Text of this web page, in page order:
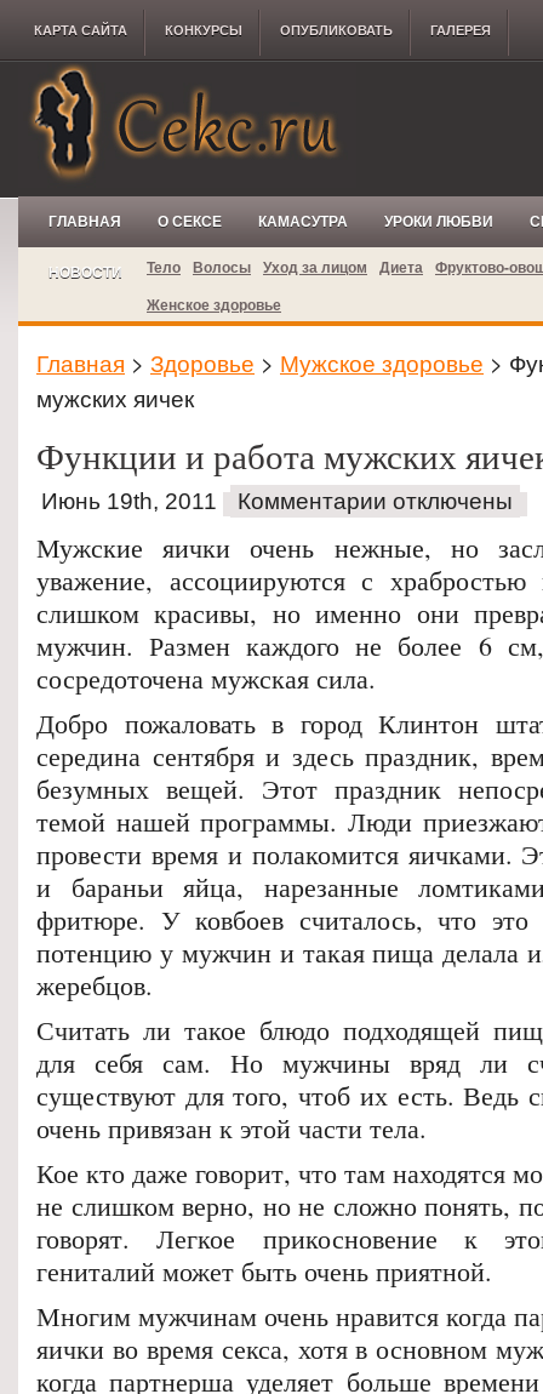
КАРТА САЙТА КОНКУРCЫ ОПУБЛИКОВАТЬ ГАЛЕРЕЯ
ГЛАВНАЯ О СЕКСЕ КАМАСУТРА УРОКИ ЛЮБВИ
НОВОСТИ Тело Волосы Уход за лицом Диета Фруктово-
Женское здоровье
Главная > Здоровье > Мужское здоровье >
мужских яичек
Функции и работа мужских
Июнь 19th, 2011 Комментарии отключены
Мужские яички очень нежные, но
уважение, ассоциируются с
слишком красивы, но именно они
мужчин. Размен каждого не более 6
сосредоточена мужская сила.
Добро пожаловать в город Клинтон
середина сентября и здесь праздник,
безумных вещей. Этот праздник
темой нашей программы. Люди
провести время и полакомится яичками.
и бараньи яйца, нарезанные
фритюре. У ковбоев считалось, что это
потенцию у мужчин и такая пища делала
жеребцов.
Считать ли такое блюдо подходящей
для себя сам. Но мужчины вряд ли
существуют для того, чтоб их есть. Ведь
очень привязан к этой части тела.
Кое кто даже говорит, что там находятся
не слишком верно, но не сложно понять,
говорят. Легкое прикосновение к
гениталий может быть очень приятной.
Многим мужчинам очень нравится когда
яички во время секса, хотя в основном
когда партнерша уделяет больше